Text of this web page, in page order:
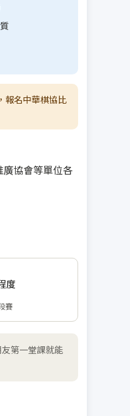
報名中華棋協比
協會等單位各
度
賽
第一堂課就能